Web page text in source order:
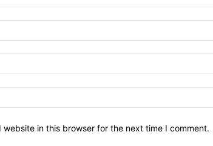
website in this browser for the next time I comment.